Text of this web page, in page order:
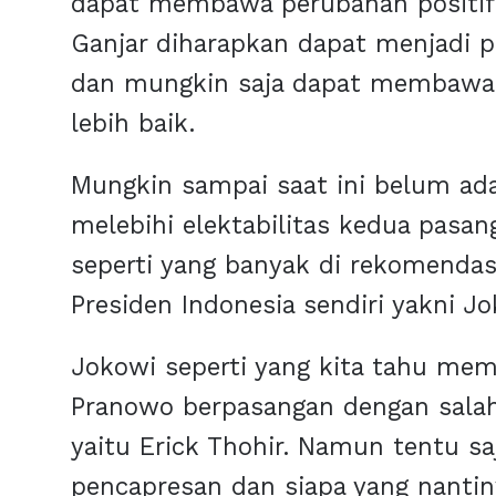
Ganjar diharapkan dapat menjadi
dan mungkin saja dapat
lebih baik.
Mungkin sampai saat ini belum
melebihi elektabilitas kedua
seperti yang banyak di
Presiden Indonesia sendiri yakni
Jokowi seperti yang kita tahu
Pranowo berpasangan dengan
yaitu Erick Thohir. Namun tentu
pencapresan dan siapa yang